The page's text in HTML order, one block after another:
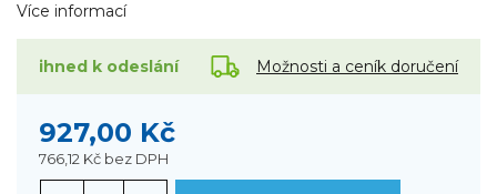
Více informací
ihned k odeslání Možnosti a ceník doručení
927,00 Kč
766,12 Kč bez DPH